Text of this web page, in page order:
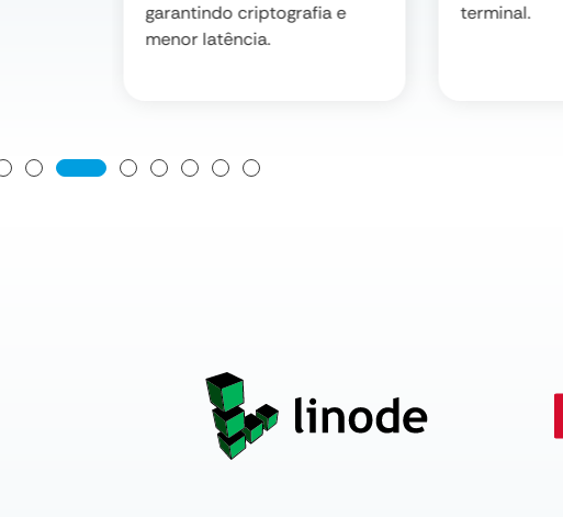
garantindo criptografia e
menor latência.
terminal.